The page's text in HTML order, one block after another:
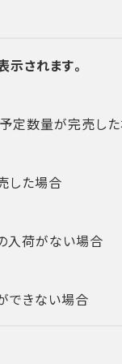
されます。
定数量が完売し
した場合
入荷がない場合
できない場合